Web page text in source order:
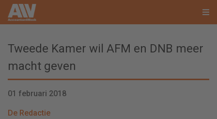
Tweede Kamer wil AFM en DNB meer
macht geven
01 februari 2018
De Redactie